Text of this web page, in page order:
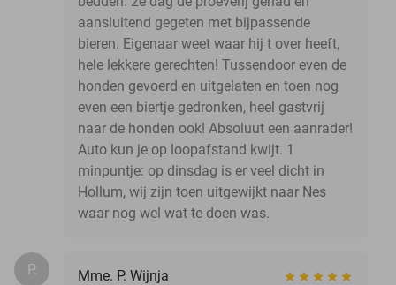
aansluitend gegeten met bijpassende
bieren. Eigenaar weet waar hij t over heeft,
hele lekkere gerechten! Tussendoor even de
honden gevoerd en uitgelaten en toen nog
even een biertje gedronken, heel gastvrij
naar de honden ook! Absoluut een aanrader!
Auto kun je op loopafstand kwijt. 1
minpuntje: op dinsdag is er veel dicht in
Hollum, wij zijn toen uitgewijkt naar Nes
waar nog wel wat te doen was.
P.
Mme. P. Wijnja